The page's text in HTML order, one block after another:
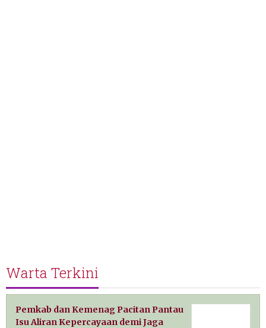
Warta Terkini
Pemkab dan Kemenag Pacitan Pantau
Isu Aliran Kepercayaan demi Jaga